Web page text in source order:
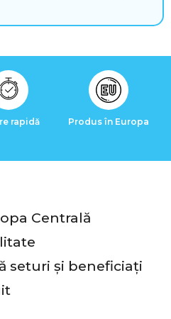
rapidă Produs în Europa
Centrală
seturi și beneficiați